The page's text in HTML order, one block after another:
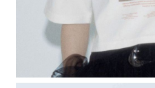
「AFTEE先享後付」，若未經同意申
４．使用「AFTEE先享後付」時，將
時審查核予不同之上限額度；若仍有
請求用戶進行身份認證。
５．嚴禁一人註冊多個帳號或使用他
恩沛科技股份有限公司將有權停止該